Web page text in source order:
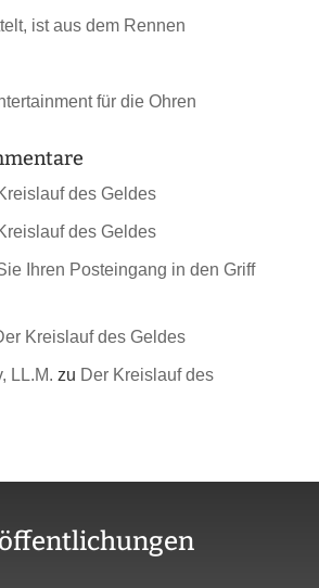
ist aus dem Rennen
für die Ohren
des Geldes
des Geldes
Ihren Posteingang in den Griff
Kreislauf des Geldes
LL.M. zu Der Kreislauf des